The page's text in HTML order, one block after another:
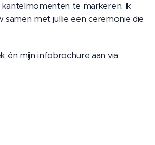
te markeren. Ik
met jullie een ceremonie die
én mijn infobrochure aan via